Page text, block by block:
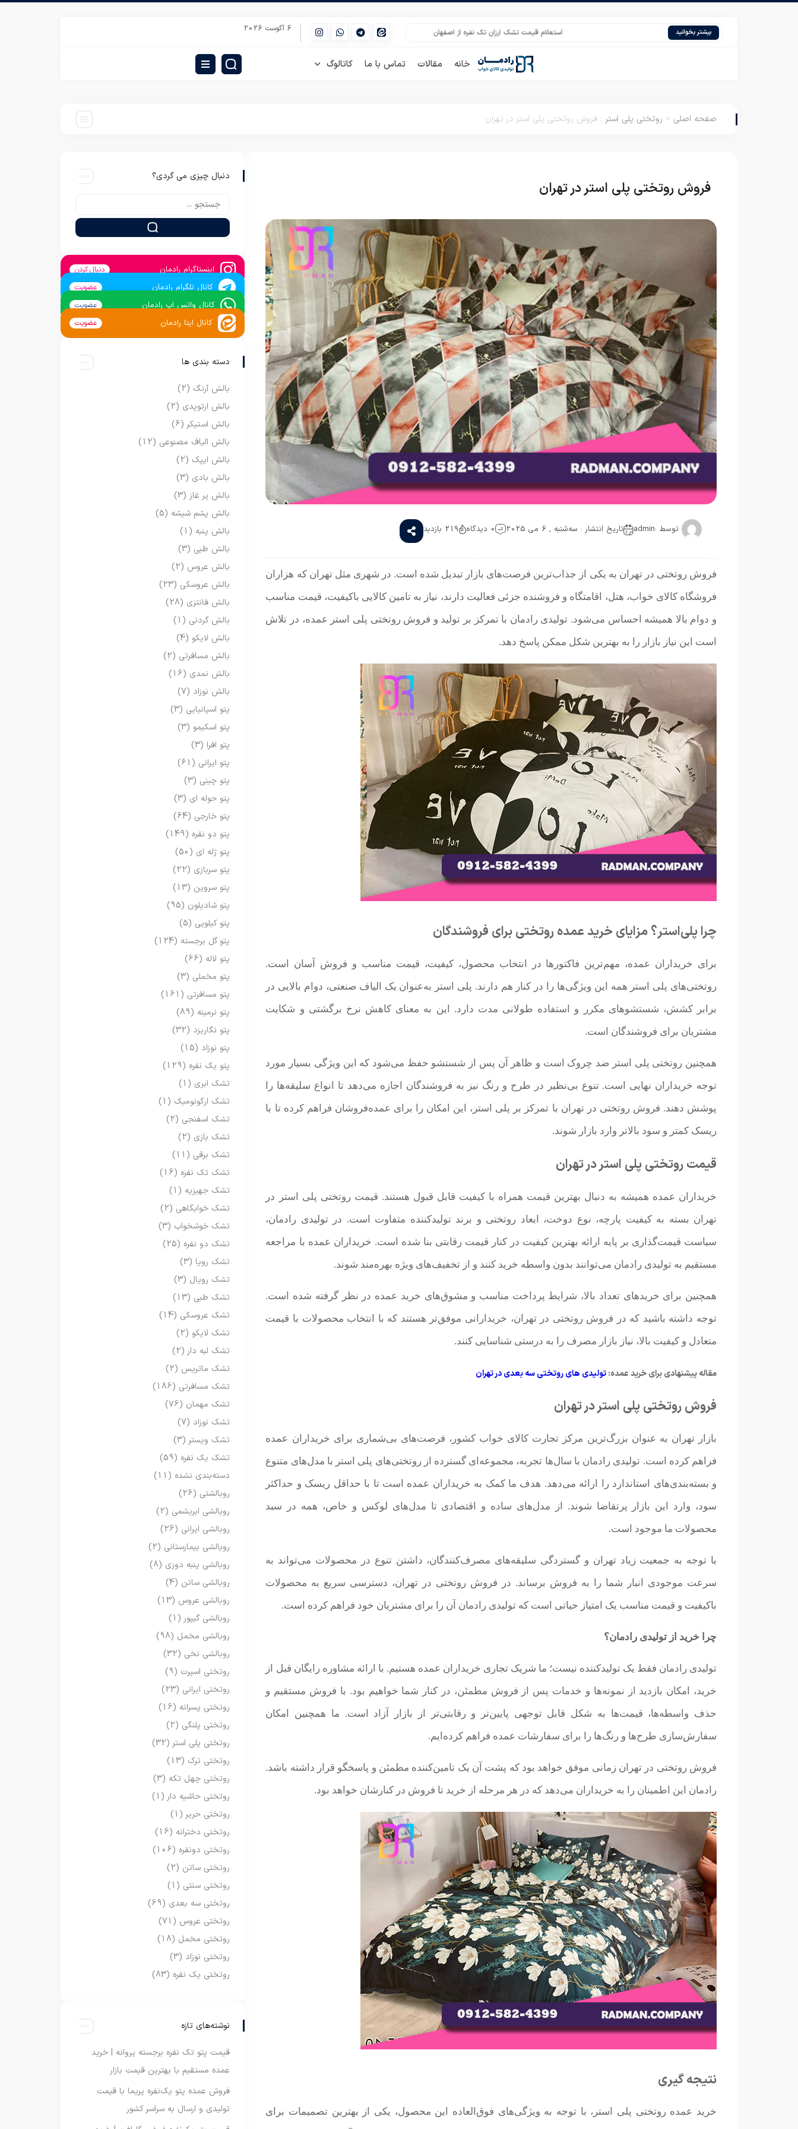
بیشتر بخوانید استعلام قیمت تشک ارزان تک نفره از اصفهان انواع روتختی عروس با قیمت مناسب از تولیدی قیمت بهترین روتختی دونفره شش تیکه میکرو 6 آگوست 2026
خانه مقالات تماس با ما کاتالوگ
صفحه اصلی > روتختی پلی استر : فروش روتختی پلی استر در تهران
فروش روتختی پلی استر در تهران
توسط :admin تاریخ انتشار : سه‌شنبه , 6 می 2025 0 دیدگاه 219 بازدید
فروش روتختی در تهران به یکی از جذاب‌ترین فرصت‌های بازار تبدیل شده است. در شهری مثل تهران که هزاران
فروشگاه کالای خواب، هتل، اقامتگاه و فروشنده جزئی فعالیت دارند، نیاز به تامین کالایی باکیفیت، قیمت مناسب
و دوام بالا همیشه احساس می‌شود. تولیدی رادمان با تمرکز بر تولید و فروش روتختی پلی استر عمده، در تلاش
است این نیاز بازار را به بهترین شکل ممکن پاسخ دهد.
چرا پلی‌استر؟ مزایای خرید عمده روتختی برای فروشندگان
برای خریداران عمده، مهم‌ترین فاکتورها در انتخاب محصول، کیفیت، قیمت مناسب و فروش آسان است.
روتختی‌های پلی استر همه این ویژگی‌ها را در کنار هم دارند. پلی استر به‌عنوان یک الیاف صنعتی، دوام بالایی در
برابر کشش، شستشوهای مکرر و استفاده طولانی مدت دارد. این به معنای کاهش نرخ برگشتی و شکایت
مشتریان برای فروشندگان است.
همچنین روتختی پلی استر ضد چروک است و ظاهر آن پس از شستشو حفظ می‌شود که این ویژگی بسیار مورد
توجه خریداران نهایی است. تنوع بی‌نظیر در طرح و رنگ نیز به فروشندگان اجازه می‌دهد تا انواع سلیقه‌ها را
پوشش دهند. فروش روتختی در تهران با تمرکز بر پلی استر، این امکان را برای عمده‌فروشان فراهم کرده تا با
ریسک کمتر و سود بالاتر وارد بازار شوند.
قیمت روتختی پلی استر در تهران
خریداران عمده همیشه به دنبال بهترین قیمت همراه با کیفیت قابل قبول هستند. قیمت روتختی پلی استر در
تهران بسته به کیفیت پارچه، نوع دوخت، ابعاد روتختی و برند تولیدکننده متفاوت است. در تولیدی رادمان،
سیاست قیمت‌گذاری بر پایه ارائه بهترین کیفیت در کنار قیمت رقابتی بنا شده است. خریداران عمده با مراجعه
مستقیم به تولیدی رادمان می‌توانند بدون واسطه خرید کنند و از تخفیف‌های ویژه بهره‌مند شوند.
همچنین برای خریدهای تعداد بالا، شرایط پرداخت مناسب و مشوق‌های خرید عمده در نظر گرفته شده است.
توجه داشته باشید که در فروش روتختی در تهران، خریدارانی موفق‌تر هستند که با انتخاب محصولات با قیمت
متعادل و کیفیت بالا، نیاز بازار مصرف را به درستی شناسایی کنند.
مقاله پیشنهادی برای خرید عمده:تولیدی های روتختی سه بعدی در تهران
فروش روتختی پلی استر در تهران
بازار تهران به عنوان بزرگ‌ترین مرکز تجارت کالای خواب کشور، فرصت‌های بی‌شماری برای خریداران عمده
فراهم کرده است. تولیدی رادمان با سال‌ها تجربه، مجموعه‌ای گسترده از روتختی‌های پلی استر با مدل‌های متنوع
و بسته‌بندی‌های استاندارد را ارائه می‌دهد. هدف ما کمک به خریداران عمده است تا با حداقل ریسک و حداکثر
سود، وارد این بازار پرتقاضا شوند. از مدل‌های ساده و اقتصادی تا مدل‌های لوکس و خاص، همه در سبد
محصولات ما موجود است.
با توجه به جمعیت زیاد تهران و گستردگی سلیقه‌های مصرف‌کنندگان، داشتن تنوع در محصولات می‌تواند به
سرعت موجودی انبار شما را به فروش برساند. در فروش روتختی در تهران، دسترسی سریع به محصولات
باکیفیت و قیمت مناسب یک امتیاز حیاتی است که تولیدی رادمان آن را برای مشتریان خود فراهم کرده است.
چرا خرید از تولیدی رادمان؟
تولیدی رادمان فقط یک تولیدکننده نیست؛ ما شریک تجاری خریداران عمده هستیم. با ارائه مشاوره رایگان قبل از
خرید، امکان بازدید از نمونه‌ها و خدمات پس از فروش مطمئن، در کنار شما خواهیم بود. با فروش مستقیم و
حذف واسطه‌ها، قیمت‌ها به شکل قابل توجهی پایین‌تر و رقابتی‌تر از بازار آزاد است. ما همچنین امکان
سفارش‌سازی طرح‌ها و رنگ‌ها را برای سفارشات عمده فراهم کرده‌ایم.
فروش روتختی در تهران زمانی موفق خواهد بود که پشت آن یک تامین‌کننده مطمئن و پاسخگو قرار داشته باشد.
رادمان این اطمینان را به خریداران می‌دهد که در هر مرحله از خرید تا فروش در کنارشان خواهد بود.
نتیجه ‌گیری
خرید عمده روتختی پلی استر، با توجه به ویژگی‌های فوق‌العاده این محصول، یکی از بهترین تصمیمات برای
دنبال چیزی می گردی؟
اینستاگرام رادمان دنبال کردن
کانال تلگرام رادمان عضویت
کانال واتس اپ رادمان عضویت
کانال ایتا رادمان عضویت
دسته بندی ها
بالش آرنگ (2)
بالش ارتوپدی (2)
بالش استیکر (6)
بالش الیاف مصنوعی (12)
بالش ایپک (2)
بالش بادی (3)
بالش پر غاز (3)
بالش پشم شیشه (5)
بالش پنبه (1)
بالش طبی (3)
بالش عروس (2)
بالش عروسکی (23)
بالش فانتزی (28)
بالش گردنی (1)
بالش لایکو (4)
بالش مسافرتی (2)
بالش نمدی (16)
بالش نوزاد (7)
پتو اسپانیایی (3)
پتو اسکیمو (3)
پتو افرا (3)
پتو ایرانی (61)
پتو چینی (3)
پتو حوله ای (3)
پتو خارجی (64)
پتو دو نفره (149)
پتو ژله ای (50)
پتو سربازی (22)
پتو سروین (13)
پتو شادیلون (95)
پتو کیلویی (5)
پتو گل برجسته (124)
پتو لاله (66)
پتو مخملی (3)
پتو مسافرتی (161)
پتو نرمینه (89)
پتو نگاریزد (32)
پتو نوزاد (15)
پتو یک نفره (129)
تشک ابری (1)
تشک ارگونومیک (1)
تشک اسفنجی (2)
تشک بازی (2)
تشک برقی (11)
تشک تک نفره (16)
تشک جهیزیه (1)
تشک خوابگاهی (2)
تشک خوشخواب (3)
تشک دو نفره (25)
تشک رویا (3)
تشک رویال (3)
تشک طبی (13)
تشک عروسکی (14)
تشک لایکو (2)
تشک لبه دار (2)
تشک ماتریس (2)
تشک مسافرتی (186)
تشک مهمان (76)
تشک نوزاد (7)
تشک ویستر (3)
تشک یک نفره (59)
دسته‌بندی نشده (11)
روبالشتی (26)
روبالشی ابریشمی (2)
روبالشی ایرانی (26)
روبالشی بیمارستانی (2)
روبالشی پنبه دوزی (8)
روبالشی ساتن (4)
روبالشی عروس (13)
روبالشی گیپور (1)
روبالشی مخمل (98)
روبالشی نخی (32)
روتختی اسپرت (9)
روتختی ایرانی (23)
روتختی پسرانه (16)
روتختی پلنگی (2)
روتختی پلی استر (32)
روتختی ترک (13)
روتختی چهل تکه (3)
روتختی حاشیه دار (1)
روتختی حریر (1)
روتختی دخترانه (16)
روتختی دونفره (106)
روتختی ساتن (2)
روتختی سنتی (1)
روتختی سه بعدی (69)
روتختی عروس (71)
روتختی مخمل (18)
روتختی نوزاد (3)
روتختی یک نفره (83)
نوشته‌های تازه
قیمت پتو تک نفره برجسته پروانه | خرید
عمده مستقیم با بهترین قیمت بازار
فروش عمده پتو یک‌نفره پریما با قیمت
تولیدی و ارسال به سراسر کشور